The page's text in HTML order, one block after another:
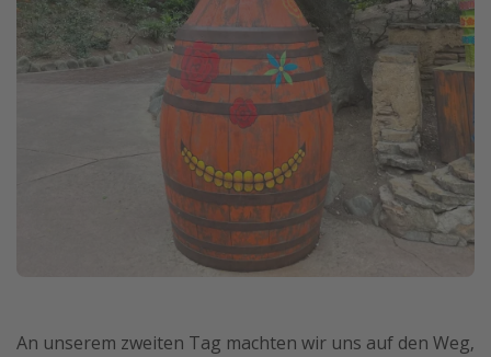
An unserem zweiten Tag machten wir uns auf den Weg,